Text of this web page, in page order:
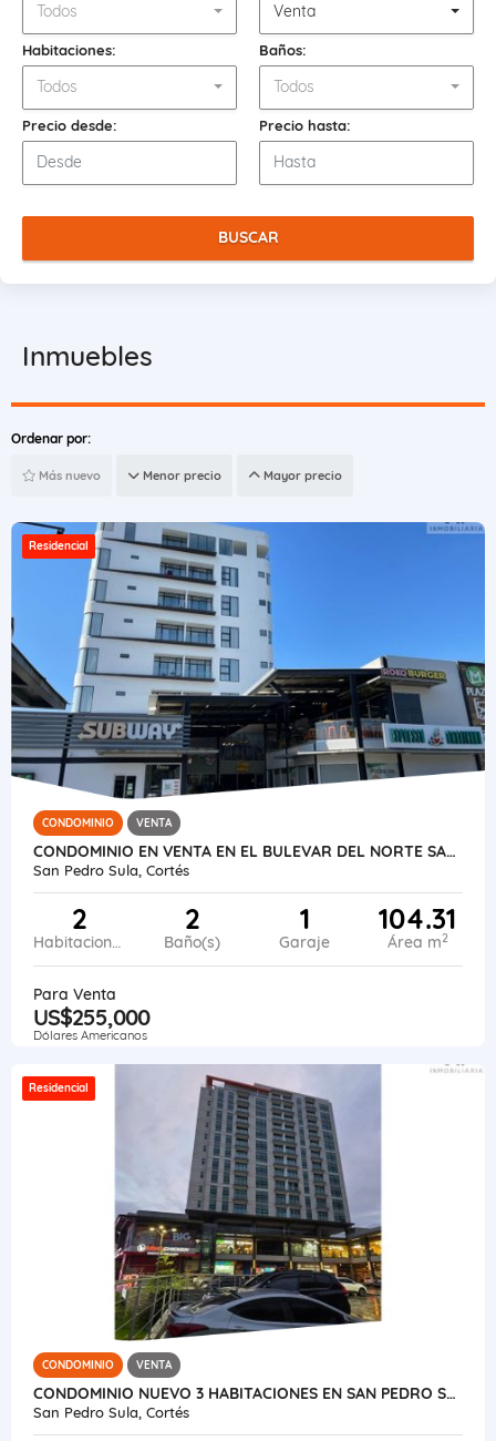
Todos Venta
Habitaciones:
Todos
Baños:
Todos
Precio desde: Precio hasta:
BUSCAR
Inmuebles
Ordenar por:
Más nuevo Menor precio Mayor precio
Residencial
CONDOMINIO VENTA
CONDOMINIO EN VENTA EN EL BULEVAR DEL NORTE SAN PEDRO SULA
San Pedro Sula, Cortés
2
Habitaciones
2
Baño(s)
1
Garaje
104.31
Área m2
Para Venta
US$255,000
Dólares Americanos
Residencial
CONDOMINIO VENTA
CONDOMINIO NUEVO 3 HABITACIONES EN SAN PEDRO SULA
San Pedro Sula, Cortés